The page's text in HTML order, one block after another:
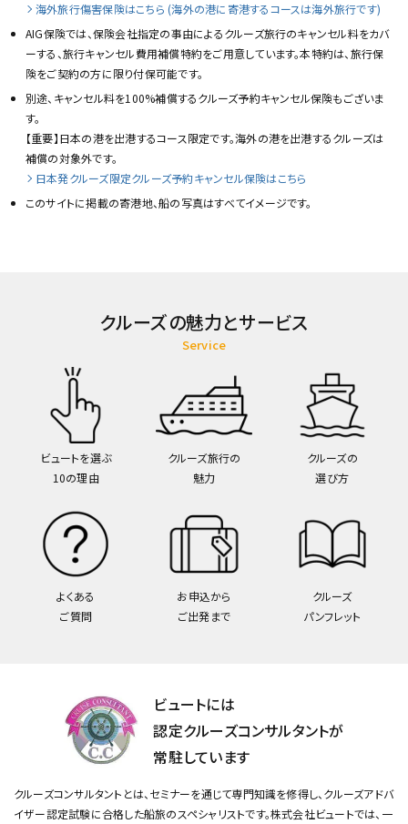
海外旅行傷害保険はこちら (海外の港に寄港するコースは海外旅行です)
AIG保険では、保険会社指定の事由によるクルーズ旅行のキャンセル料をカバ
ーする、旅行キャンセル費用補償特約をご用意しています。本特約は、旅行保
険をご契約の方に限り付保可能です。
別途、キャンセル料を100%補償するクルーズ予約キャンセル保険もございま
す。
【重要】日本の港を出港するコース限定です。海外の港を出港するクルーズは
補償の対象外です。
日本発クルーズ限定クルーズ予約キャンセル保険はこちら
このサイトに掲載の寄港地、船の写真はすべてイメージです。
クルーズの魅力とサービス
Service
ビュートを選ぶ
10の理由
クルーズ旅行の
魅力
クルーズの
選び方
よくある
ご質問
お申込から
ご出発まで
クルーズ
パンフレット
ビュートには
認定クルーズコンサルタントが
常駐しています
クルーズコンサルタントとは、セミナーを通じて専門知識を修得し、クルーズアドバ
イザー認定試験に合格した船旅のスペシャリストです。株式会社ビュートでは、一